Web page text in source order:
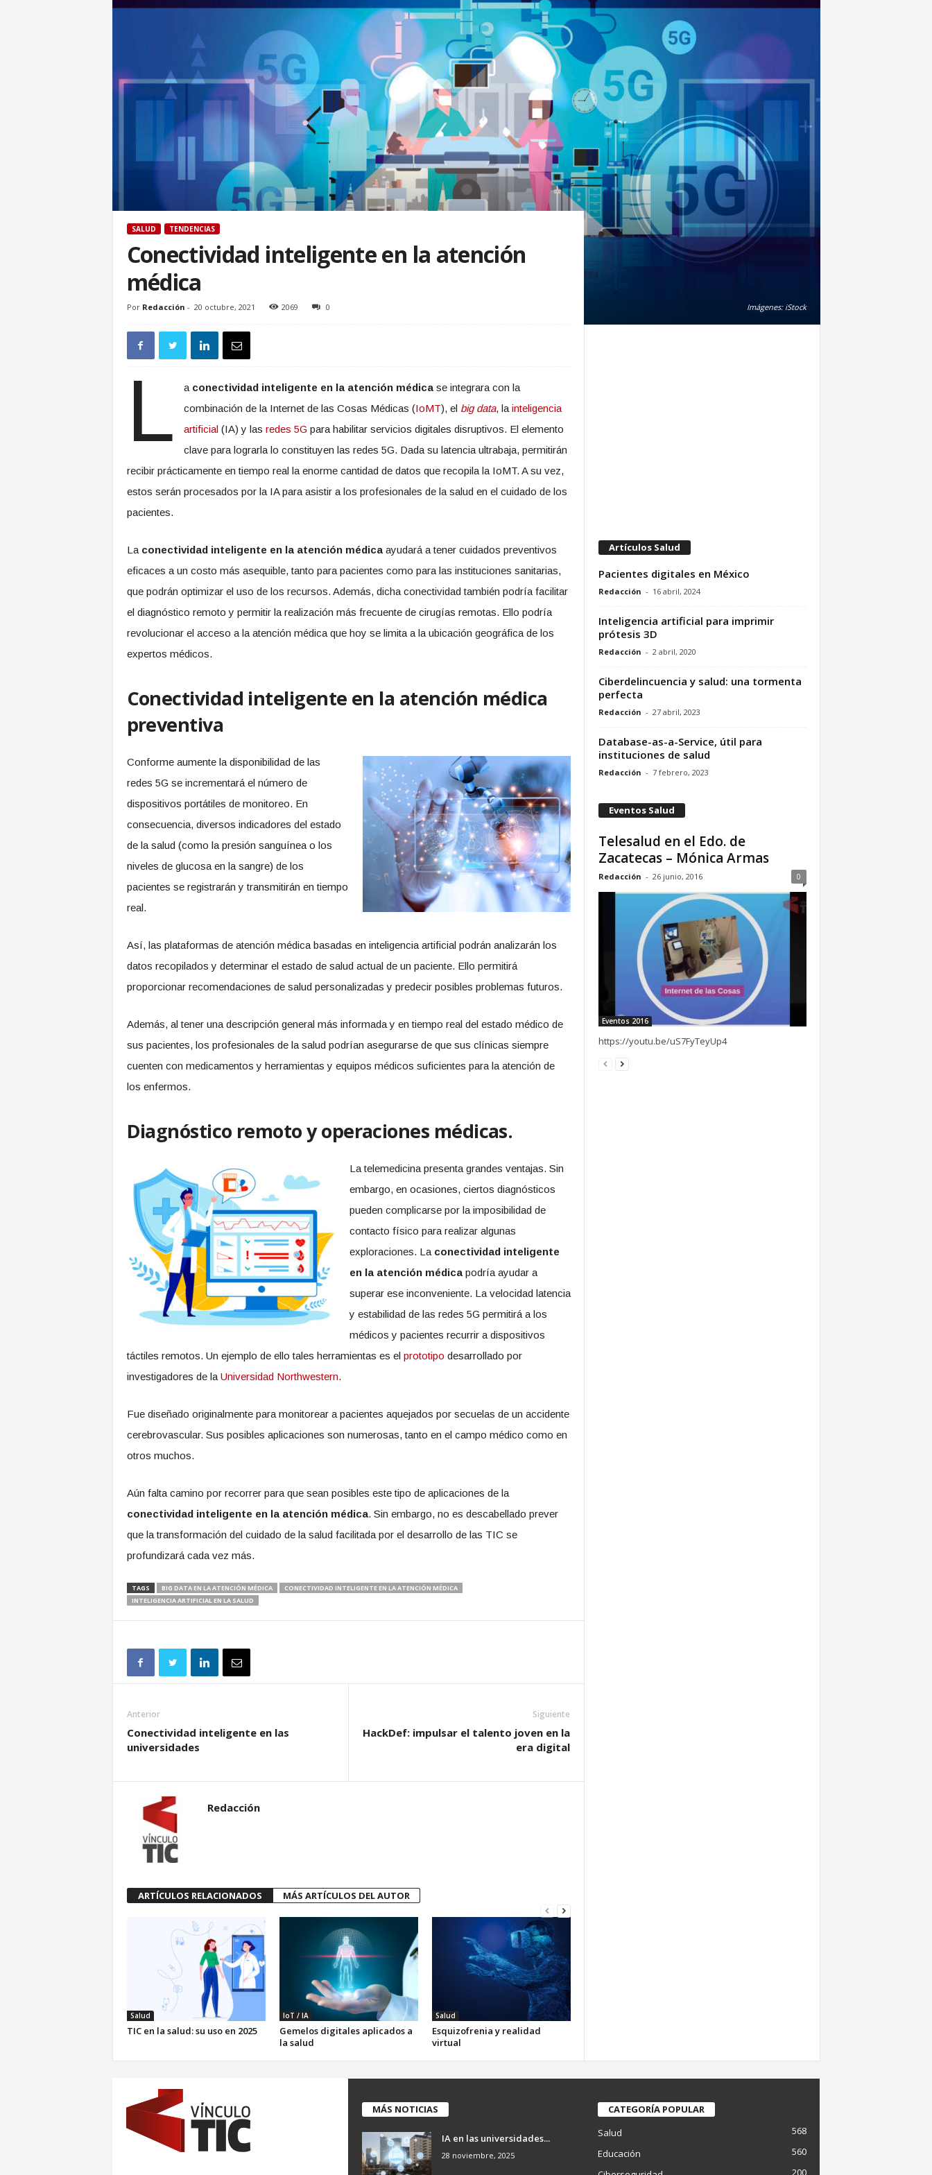
Imágenes: iStock
SALUD TENDENCIAS
Conectividad inteligente en la atención
médica
Por Redacción - 20 octubre, 2021 2069 0
L a conectividad inteligente en la atención médica se integrara con la
combinación de la Internet de las Cosas Médicas (IoMT), el big data, lainteligencia
artificial (IA) y lasredes 5G para habilitar servicios digitales disruptivos. El elemento
clave para lograrla lo constituyen las redes 5G. Dada su latencia ultrabaja, permitirán
recibir prácticamente en tiempo real la enorme cantidad de datos que recopila la IoMT. A su vez,
estos serán procesados por la IA para asistir a los profesionales de la salud en el cuidado de los
pacientes.
La conectividad inteligente en la atención médicaayudará a tener cuidados preventivos
eficaces a un costo más asequible, tanto para pacientes como para las instituciones sanitarias,
que podrán optimizar el uso de los recursos. Además, dicha conectividad también podría facilitar
el diagnóstico remoto y permitir la realización más frecuente de cirugías remotas. Ello podría
revolucionar el acceso a la atención médica que hoy se limita a la ubicación geográfica de los
expertos médicos.
Conectividad inteligente en la atención médica
preventiva
Conforme aumente la disponibilidad de las
redes 5G se incrementará el número de
dispositivos portátiles de monitoreo. En
consecuencia, diversos indicadores del estado
de la salud (como la presión sanguínea o los
niveles de glucosa en la sangre) de los
pacientes se registrarán y transmitirán en tiempo
real.
Así, las plataformas de atención médica basadas en inteligencia artificial podrán analizarán los
datos recopilados y determinar el estado de salud actual de un paciente. Ello permitirá
proporcionar recomendaciones de salud personalizadas y predecir posibles problemas futuros.
Además, al tener una descripción general más informada y en tiempo real del estado médico de
sus pacientes, los profesionales de la salud podrían asegurarse de que sus clínicas siempre
cuenten con medicamentos y herramientas y equipos médicos suficientes para la atención de
los enfermos.
Diagnóstico remoto y operaciones médicas.
La telemedicina presenta grandes ventajas. Sin
embargo, en ocasiones, ciertos diagnósticos
pueden complicarse por la imposibilidad de
contacto físico para realizar algunas
exploraciones. La conectividad inteligente
en la atención médicapodría ayudar a
superar ese inconveniente. La velocidad latencia
y estabilidad de las redes 5G permitirá a los
médicos y pacientes recurrir a dispositivos
táctiles remotos. Un ejemplo de ello tales herramientas es el prototipo desarrollado por
investigadores de la Universidad Northwestern.
Fue diseñado originalmente para monitorear a pacientes aquejados por secuelas de un accidente
cerebrovascular. Sus posibles aplicaciones son numerosas, tanto en el campo médico como en
otros muchos.
Aún falta camino por recorrer para que sean posibles este tipo de aplicaciones de la
conectividad inteligente en la atención médica. Sin embargo, no es descabellado prever
que la transformación del cuidado de la salud facilitada por el desarrollo de las TIC se
profundizará cada vez más.
TAGS BIG DATA EN LA ATENCIÓN MÉDICA
CONECTIVIDAD INTELIGENTE EN LA ATENCIÓN MÉDICA
INTELIGENCIA ARTIFICIAL EN LA SALUD
Anterior
Conectividad inteligente en las
universidades
Siguiente
HackDef: impulsar el talento joven en la
era digital
Redacción
ARTÍCULOS RELACIONADOS MÁS ARTÍCULOS DEL AUTOR
Salud
TIC en la salud: su uso en 2025
IoT / IA
Gemelos digitales aplicados a
la salud
Salud
Esquizofrenia y realidad
virtual
Artículos Salud
Pacientes digitales en México
Redacción - 16 abril, 2024
Inteligencia artificial para imprimir
prótesis 3D
Redacción - 2 abril, 2020
Ciberdelincuencia y salud: una tormenta
perfecta
Redacción - 27 abril, 2023
Database-as-a-Service, útil para
instituciones de salud
Redacción - 7 febrero, 2023
Eventos Salud
Telesalud en el Edo. de
Zacatecas – Mónica Armas
Redacción - 26 junio, 2016 0
Eventos 2016
https://youtu.be/uS7FyTeyUp4
MÁS NOTICIAS
IA en las universidades...
28 noviembre, 2025
CATEGORÍA POPULAR
Salud
568
Educación
560